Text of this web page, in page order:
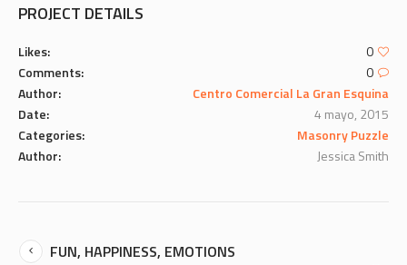
PROJECT DETAILS
Likes:
0
Comments:
0
Author:
Centro Comercial La Gran Esquina
Date:
4 mayo, 2015
Categories:
Masonry Puzzle
Author:
Jessica Smith
FUN, HAPPINESS, EMOTIONS